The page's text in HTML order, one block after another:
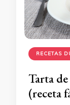
RECETAS
Tarta
(receta